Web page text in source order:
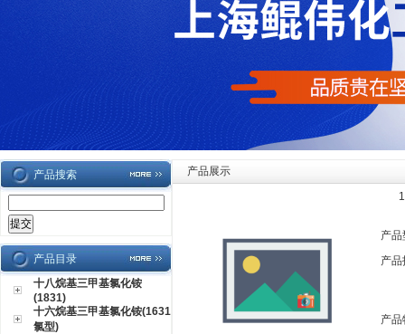
产品搜索
产品目录
十八烷基三甲基氯化铵
(1831)
十六烷基三甲基氯化铵(1631
氯型)
产品展示
产品
产品
产品